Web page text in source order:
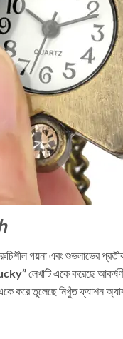
গয়না এবং শুভলাভের
লেখাটি একে করেছে
একে করে তুলেছে নিখুঁত ফ্যাশন